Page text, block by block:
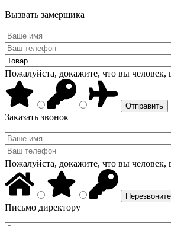
Вызвать замерщика
Пожалуйста, докажите, что вы человек,
Заказать звонок
Пожалуйста, докажите, что вы человек,
Письмо директору